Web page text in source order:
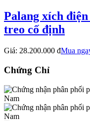
Palang xích
treo cố định
Giá: 28.200.000 đMua
Chứng Chỉ